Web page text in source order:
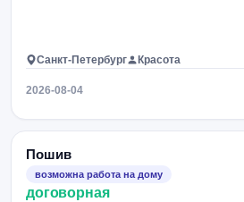
Санкт-Петербург Красота
2026-08-04
Пошив
возможна работа на дому
договорная